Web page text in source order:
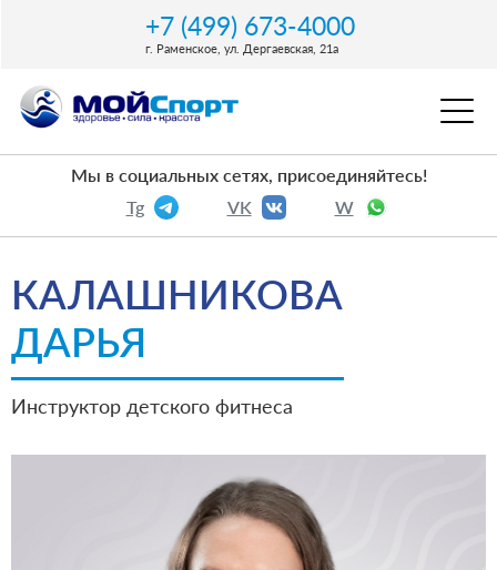
+7 (499) 673-4000
г. Раменское, ул. Дергаевская, 21a
Мы в социальных сетях, присоединяйтесь!
Tg
VK W
КАЛАШНИКОВА
ДАРЬЯ
Инструктор детского фитнеса